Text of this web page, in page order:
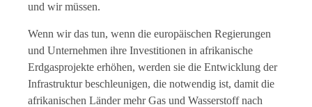
und wir müssen.
Wenn wir das tun, wenn die europäischen Regierungen
und Unternehmen ihre Investitionen in afrikanische
Erdgasprojekte erhöhen, werden sie die Entwicklung der
Infrastruktur beschleunigen, die notwendig ist, damit die
afrikanischen Länder mehr Gas und Wasserstoff nach